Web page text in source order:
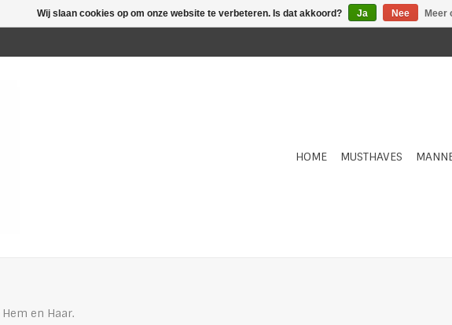
HOME MUSTHAVES
en Haar.
Wij slaan cookies op om onze website te verbeteren. Is dat akkoord? Ja Nee Meer